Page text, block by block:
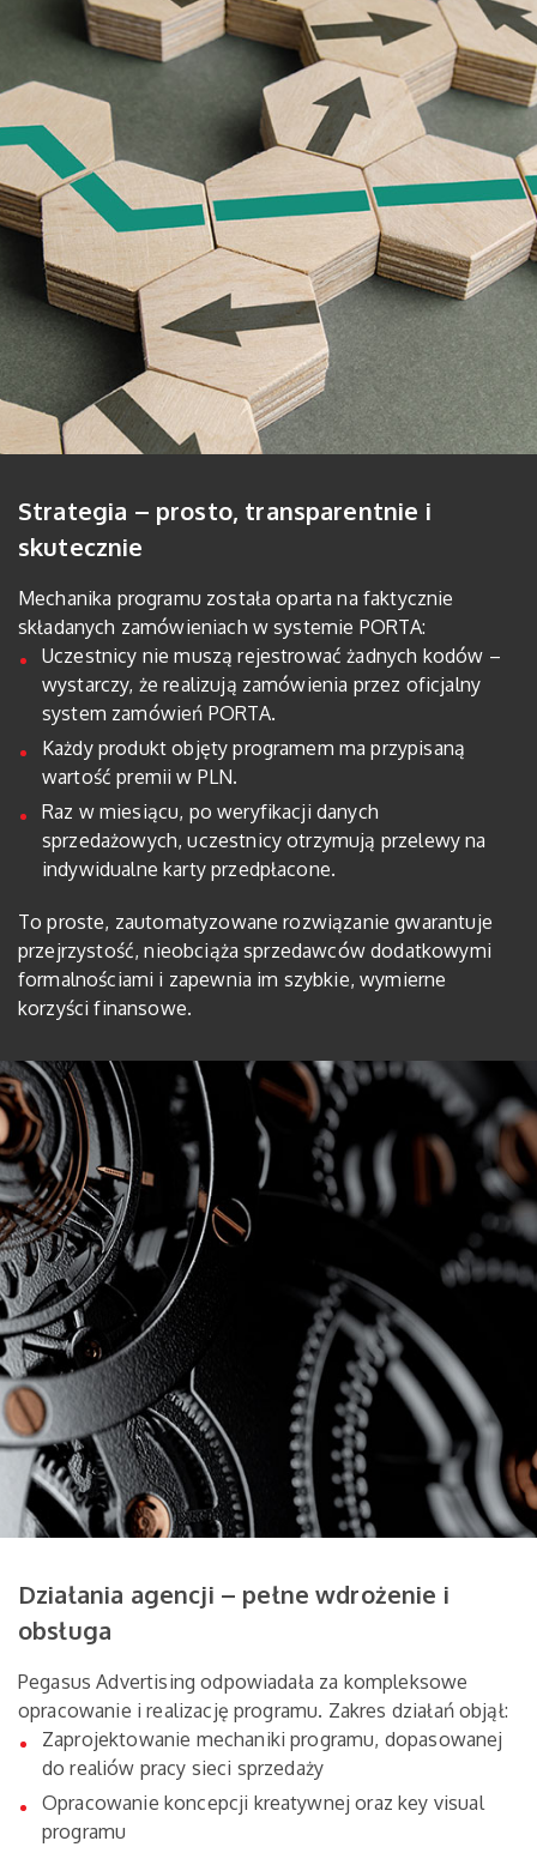
Strategia – prosto, transparentnie i
skutecznie
Mechanika programu została oparta na faktycznie
składanych zamówieniach w systemie PORTA:
Uczestnicy nie muszą rejestrować żadnych kodów –
wystarczy, że realizują zamówienia przez oficjalny
system zamówień PORTA.
Każdy produkt objęty programem ma przypisaną
wartość premii w PLN.
Raz w miesiącu, po weryfikacji danych
sprzedażowych, uczestnicy otrzymują przelewy na
indywidualne karty przedpłacone.
To proste, zautomatyzowane rozwiązanie gwarantuje
przejrzystość, nieobciąża sprzedawców dodatkowymi
formalnościami i zapewnia im szybkie, wymierne
korzyści finansowe.
Działania agencji – pełne wdrożenie i
obsługa
Pegasus Advertising odpowiadała za kompleksowe
opracowanie i realizację programu. Zakres działań objął:
Zaprojektowanie mechaniki programu, dopasowanej
do realiów pracy sieci sprzedaży
Opracowanie koncepcji kreatywnej oraz key visual
programu